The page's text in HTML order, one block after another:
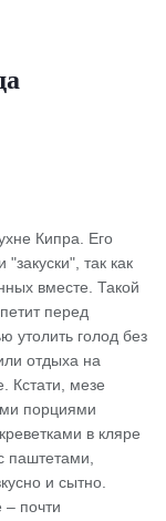
Кипра. Его
так как
вместе. Такой
перед
утолить голод без
отдыха на
Кстати, мезе
порциями
в кляре
паштетами,
и сытно.
почти